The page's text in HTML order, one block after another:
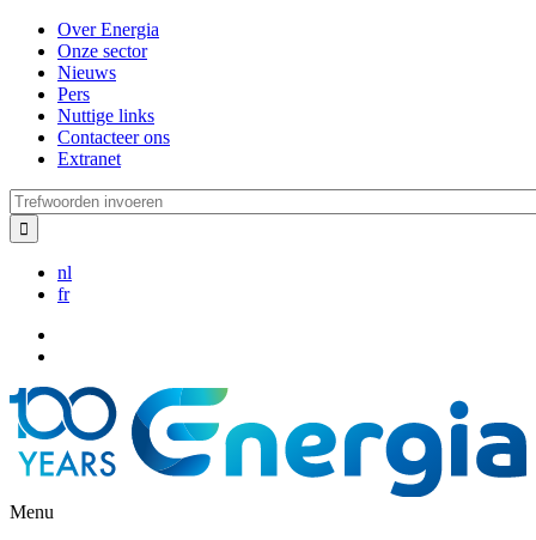
Overslaan
naar
inhoud
gaan
Over Energia
Onze sector
Nieuws
Pers
Nuttige links
Contacteer ons
Extranet
Trefwoorden
invoeren
nl
fr
Menu